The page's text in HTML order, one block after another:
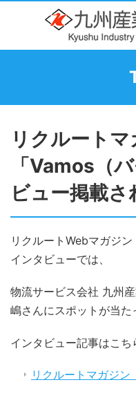
リクルートマ
「Vamos（
ビュー掲載さ
リクルートWebマガジ
インタビューでは、
物流サービス会社 九州
嶋さんにスポットが当た
インタビュー記事はこち
リクルートマガジン